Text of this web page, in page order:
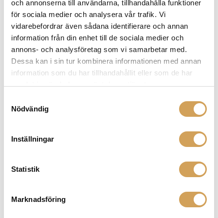
och annonserna till användarna, tillhandahålla funktioner
för sociala medier och analysera vår trafik. Vi
vidarebefordrar även sådana identifierare och annan
information från din enhet till de sociala medier och
annons- och analysföretag som vi samarbetar med.
Dessa kan i sin tur kombinera informationen med annan
information som du har tillhandahållit eller som de har
samlat in när du har använt deras tjänster.
Nödvändig
Inställningar
Statistik
Marknadsföring
varianter.
De
olika
alternativen
kan
väljas
på
produktsidan
NorStone Stockholm 1100
NORSTONE